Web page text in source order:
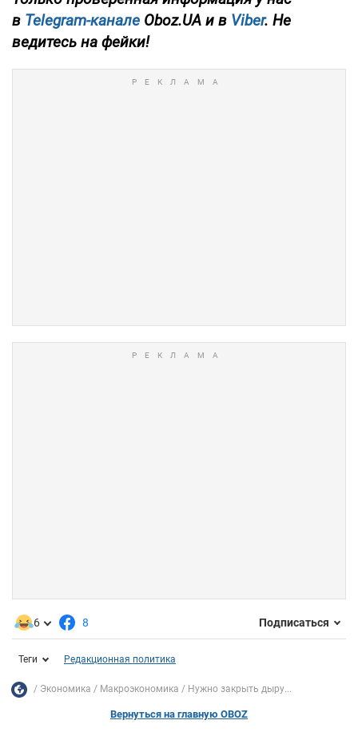
в Telegram-канале Oboz.UA и в Viber. Не
ведитесь на фейки!
6 8 Подписаться
Теги Редакционная политика
Экономика Mакроэкономика Нужно закрыть дыру...
Вернуться на главную OBOZ